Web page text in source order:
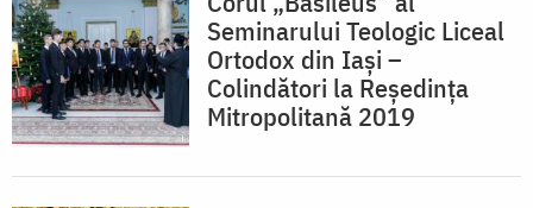
Seminarului Teologic Liceal
Ortodox din Iași –
Colindători la Reședința
Mitropolitană 2019